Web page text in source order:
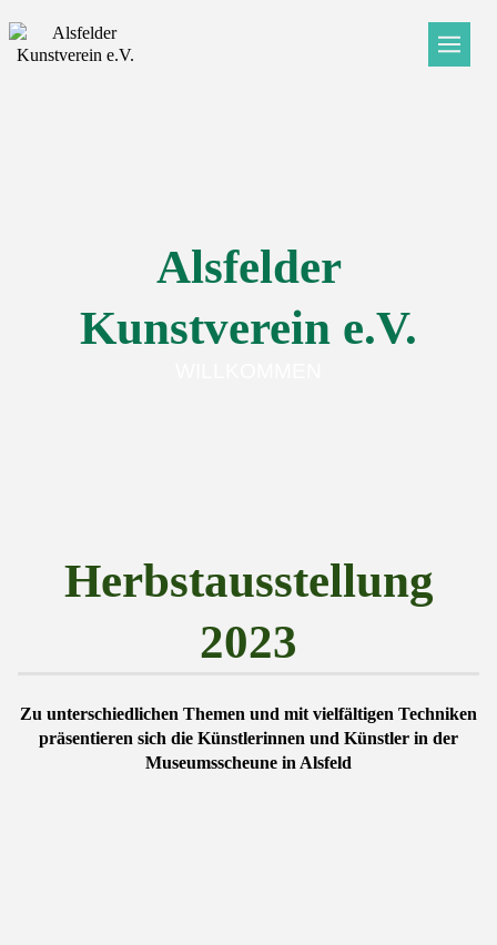
Alsfelder
Kunstverein e.V.
Herbstausstellung
2023
Zu unterschiedlichen Themen und mit vielfältigen Techniken
präsentieren sich die Künstlerinnen und Künstler in der
Museumsscheune in Alsfeld